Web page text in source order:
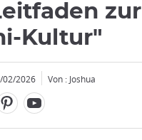
zur
Kultur"
02/2026 Von : Joshua